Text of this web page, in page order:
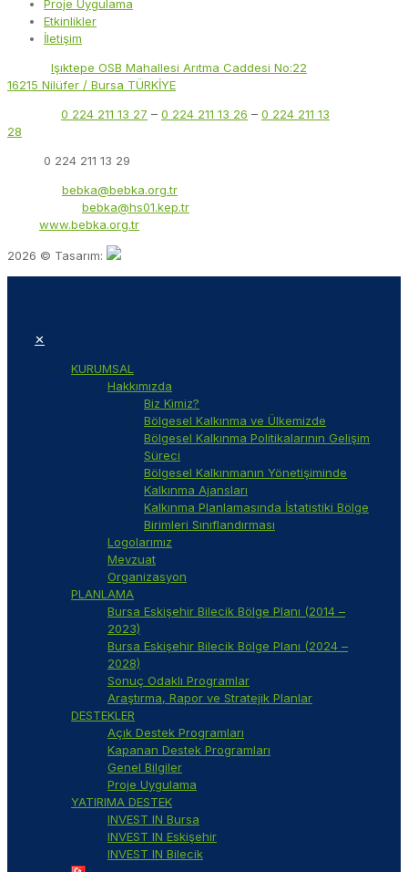
Proje Uygulama
Etkinlikler
İletişim
Işıktepe OSB Mahallesi Arıtma Caddesi No:22
16215 Nilüfer / Bursa TÜRKİYE
0 224 211 13 27 – 0 224 211 13 26 – 0 224 211 13
28
0 224 211 13 29
bebka@bebka.org.tr
bebka@hs01.kep.tr
www.bebka.org.tr
2026 © Tasarım:
✕
KURUMSAL
Hakkımızda
Biz Kimiz?
Bölgesel Kalkınma ve Ülkemizde
Bölgesel Kalkınma Politikalarının Gelişim
Süreci
Bölgesel Kalkınmanın Yönetişiminde
Kalkınma Ajansları
Kalkınma Planlamasında İstatistiki Bölge
Birimleri Sınıflandırması
Logolarımız
Mevzuat
Organizasyon
PLANLAMA
Bursa Eskişehir Bilecik Bölge Planı (2014 –
2023)
Bursa Eskişehir Bilecik Bölge Planı (2024 –
2028)
Sonuç Odaklı Programlar
Araştırma, Rapor ve Stratejik Planlar
DESTEKLER
Açık Destek Programları
Kapanan Destek Programları
Genel Bilgiler
Proje Uygulama
YATIRIMA DESTEK
INVEST IN Bursa
INVEST IN Eskişehir
INVEST IN Bilecik